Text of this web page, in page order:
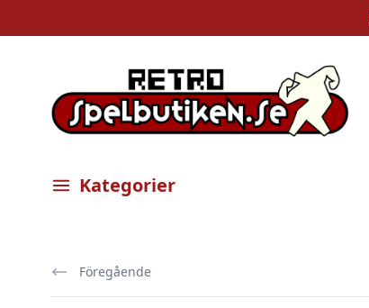
Öppna meny
Kategorier
Föregående